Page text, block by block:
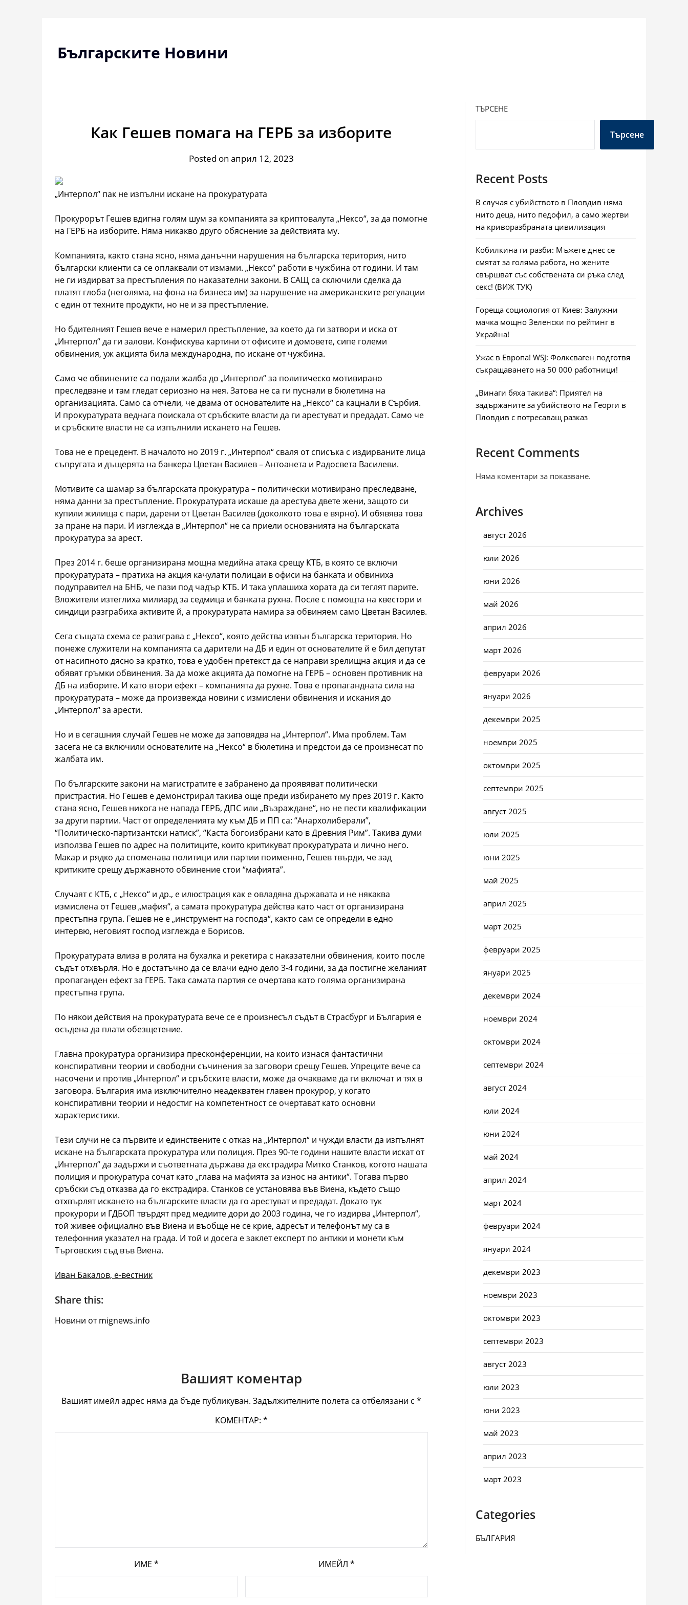
Българските Новини
Как Гешев помага на ГЕРБ за изборите
Posted on април 12, 2023
„Интерпол“ пак не изпълни искане на прокуратурата
Прокурорът Гешев вдигна голям шум за компанията за криптовалута „Нексо“, за да помогне
на ГЕРБ на изборите. Няма никакво друго обяснение за действията му.
Компанията, както стана ясно, няма данъчни нарушения на българска територия, нито
български клиенти са се оплаквали от измами. „Нексо“ работи в чужбина от години. И там
не ги издирват за престъпления по наказателни закони. В САЩ са сключили сделка да
платят глоба (неголяма, на фона на бизнеса им) за нарушение на американските регулации
с един от техните продукти, но не и за престъпление.
Но бдителният Гешев вече е намерил престъпление, за което да ги затвори и иска от
„Интерпол“ да ги залови. Конфискува картини от офисите и домовете, сипе големи
обвинения, уж акцията била международна, по искане от чужбина.
Само че обвинените са подали жалба до „Интерпол“ за политическо мотивирано
преследване и там гледат сериозно на нея. Затова не са ги пуснали в бюлетина на
организацията. Само са отчели, че двама от основателите на „Нексо“ са кацнали в Сърбия.
И прокуратурата веднага поискала от сръбските власти да ги арестуват и предадат. Само че
и сръбските власти не са изпълнили искането на Гешев.
Това не е прецедент. В началото но 2019 г. „Интерпол“ сваля от списъка с издирваните лица
съпругата и дъщерята на банкера Цветан Василев – Антоанета и Радосвета Василеви.
Мотивите са шамар за българската прокуратура – политически мотивирано преследване,
няма данни за престъпление. Прокуратурата искаше да арестува двете жени, защото си
купили жилища с пари, дарени от Цветан Василев (доколкото това е вярно). И обявява това
за пране на пари. И изглежда в „Интерпол“ не са приели основанията на българската
прокуратура за арест.
През 2014 г. беше организирана мощна медийна атака срещу КТБ, в която се включи
прокуратурата – пратиха на акция качулати полицаи в офиси на банката и обвиниха
подуправител на БНБ, че пази под чадър КТБ. И така уплашиха хората да си теглят парите.
Вложители изтеглиха милиард за седмица и банката рухна. После с помощта на квестори и
синдици разграбиха активите й, а прокуратурата намира за обвиняем само Цветан Василев.
Сега същата схема се разиграва с „Нексо“, която действа извън българска територия. Но
понеже служители на компанията са дарители на ДБ и един от основателите й е бил депутат
от насипното дясно за кратко, това е удобен претекст да се направи зрелищна акция и да се
обявят гръмки обвинения. За да може акцията да помогне на ГЕРБ – основен противник на
ДБ на изборите. И като втори ефект – компанията да рухне. Това е пропагандната сила на
прокуратурата – може да произвежда новини с измислени обвинения и искания до
„Интерпол“ за арести.
Но и в сегашния случай Гешев не може да заповядва на „Интерпол“. Има проблем. Там
засега не са включили основателите на „Нексо“ в бюлетина и предстои да се произнесат по
жалбата им.
По българските закони на магистратите е забранено да проявяват политически
пристрастия. Но Гешев е демонстрирал такива още преди избирането му през 2019 г. Както
стана ясно, Гешев никога не напада ГЕРБ, ДПС или „Възраждане“, но не пести квалификации
за други партии. Част от определенията му към ДБ и ПП са: “Анархолиберали”,
“Политическо-партизантски натиск”, “Каста богоизбрани като в Древния Рим”. Такива думи
използва Гешев по адрес на политиците, които критикуват прокуратурата и лично него.
Макар и рядко да споменава политици или партии поименно, Гешев твърди, че зад
критиките срещу държавното обвинение стои “мафията”.
Случаят с КТБ, с „Нексо“ и др., е илюстрация как е овладяна държавата и не някаква
измислена от Гешев „мафия“, а самата прокуратура действа като част от организирана
престъпна група. Гешев не е „инструмент на господа“, както сам се определи в едно
интервю, неговият господ изглежда е Борисов.
Прокуратурата влиза в ролята на бухалка и рекетира с наказателни обвинения, които после
съдът отхвърля. Но е достатъчно да се влачи едно дело 3-4 години, за да постигне желаният
пропаганден ефект за ГЕРБ. Така самата партия се очертава като голяма организирана
престъпна група.
По някои действия на прокуратурата вече се е произнесъл съдът в Страсбург и България е
осъдена да плати обезщетение.
Главна прокуратура организира пресконференции, на които изнася фантастични
конспиративни теории и свободни съчинения за заговори срещу Гешев. Упреците вече са
насочени и против „Интерпол“ и сръбските власти, може да очакваме да ги включат и тях в
заговора. България има изключително неадекватен главен прокурор, у когато
конспиративни теории и недостиг на компетентност се очертават като основни
характеристики.
Тези случи не са първите и единствените с отказ на „Интерпол“ и чужди власти да изпълнят
искане на българската прокуратура или полиция. През 90-те години нашите власти искат от
„Интерпол“ да задържи и съответната държава да екстрадира Митко Станков, когото нашата
полиция и прокуратура сочат като „глава на мафията за износ на антики“. Тогава първо
сръбски съд отказва да го екстрадира. Станков се установява във Виена, където също
отхвърлят искането на българските власти да го арестуват и предадат. Докато тук
прокурори и ГДБОП твърдят пред медиите дори до 2003 година, че го издирва „Интерпол“,
той живее официално във Виена и въобще не се крие, адресът и телефонът му са в
телефонния указател на града. И той и досега е заклет експерт по антики и монети към
Търговския съд във Виена.
Иван Бакалов, е-вестник
Share this:
Новини от mignews.info
Вашият коментар
Вашият имейл адрес няма да бъде публикуван. Задължителните полета са отбелязани с *
КОМЕНТАР: *
ИМЕ * ИМЕЙЛ *
ТЪРСЕНЕ
Търсене
Recent Posts
В случая с убийството в Пловдив няма
нито деца, нито педофил, а само жертви
на криворазбраната цивилизация
Кобилкина ги разби: Мъжете днес се
смятат за голяма работа, но жените
свършват със собствената си ръка след
секс! (ВИЖ ТУК)
Гореща социология от Киев: Залужни
мачка мощно Зеленски по рейтинг в
Украйна!
Ужас в Европа! WSJ: Фолксваген подготвя
съкращаването на 50 000 работници!
„Винаги бяха такива“: Приятел на
задържаните за убийството на Георги в
Пловдив с потресаващ разказ
Recent Comments
Няма коментари за показване.
Archives
август 2026
юли 2026
юни 2026
май 2026
април 2026
март 2026
февруари 2026
януари 2026
декември 2025
ноември 2025
октомври 2025
септември 2025
август 2025
юли 2025
юни 2025
май 2025
април 2025
март 2025
февруари 2025
януари 2025
декември 2024
ноември 2024
октомври 2024
септември 2024
август 2024
юли 2024
юни 2024
май 2024
април 2024
март 2024
февруари 2024
януари 2024
декември 2023
ноември 2023
октомври 2023
септември 2023
август 2023
юли 2023
юни 2023
май 2023
април 2023
март 2023
Categories
БЪЛГАРИЯ